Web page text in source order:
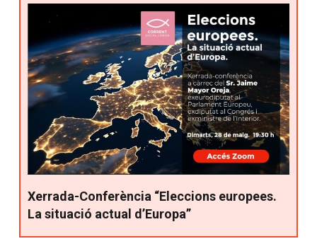
Xerrada-Conferència “Eleccions europees.
La situació actual d’Europa”